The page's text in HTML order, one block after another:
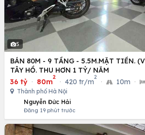
5
BÁN 80M - 9 TẦNG - 5.5M.MẶT TIỀN.
TÂY HỒ. THU HƠN 1 TỶ/ NĂM
36 tỷ · 80m
2
· 420 tr/m
2
· 10m ·
Thành phố Hà Nội
Nguyễn Đức Hải
Đăng 19 phút trước